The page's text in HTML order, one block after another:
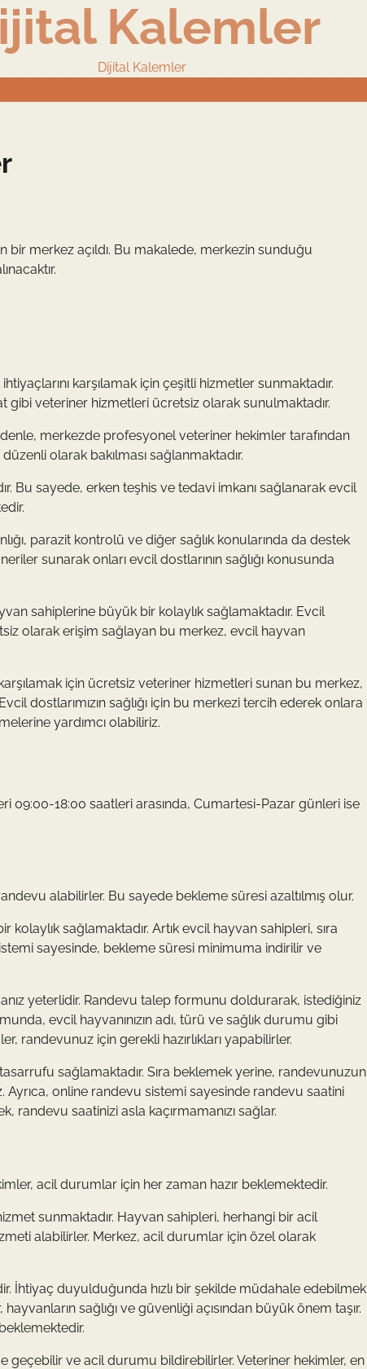
Kalemler
Dijital Kalemler
bir merkez açıldı. Bu makalede, merkezin sunduğu
karşılamak için çeşitli hizmetler sunmaktadır.
gibi veteriner hizmetleri ücretsiz olarak sunulmaktadır.
merkezde profesyonel veteriner hekimler tarafından
olarak bakılması sağlanmaktadır.
Bu sayede, erken teşhis ve tedavi imkanı sağlanarak evcil
parazit kontrolü ve diğer sağlık konularında da destek
sunarak onları evcil dostlarının sağlığı konusunda
sahiplerine büyük bir kolaylık sağlamaktadır. Evcil
olarak erişim sağlayan bu merkez, evcil hayvan
karşılamak için ücretsiz veteriner hizmetleri sunan bu merkez,
dostlarımızın sağlığı için bu merkezi tercih ederek onlara
yardımcı olabiliriz.
09:00-18:00 saatleri arasında, Cumartesi-Pazar günleri ise
alabilirler. Bu sayede bekleme süresi azaltılmış olur.
sağlamaktadır. Artık evcil hayvan sahipleri, sıra
sayesinde, bekleme süresi minimuma indirilir ve
yeterlidir. Randevu talep formunu doldurarak, istediğiniz
evcil hayvanınızın adı, türü ve sağlık durumu gibi
randevunuz için gerekli hazırlıkları yapabilirler.
sağlamaktadır. Sıra beklemek yerine, randevunuzun
Ayrıca, online randevu sistemi sayesinde randevu saatini
randevu saatinizi asla kaçırmamanızı sağlar.
acil durumlar için her zaman hazır beklemektedir.
sunmaktadır. Hayvan sahipleri, herhangi bir acil
alabilirler. Merkez, acil durumlar için özel olarak
İhtiyaç duyulduğunda hızlı bir şekilde müdahale edebilmek
sağlığı ve güvenliği açısından büyük önem taşır.
ve acil durumu bildirebilirler. Veteriner hekimler, en